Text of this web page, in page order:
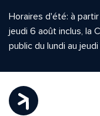
Horaires d'été: à
jeudi 6 août inclus, la
public du lundi au